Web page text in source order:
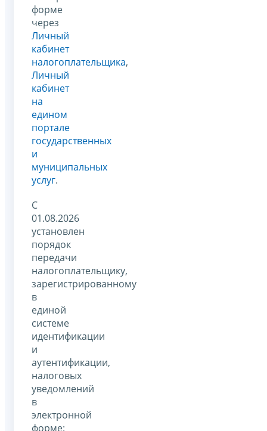
форме
через
Личный
кабинет
налогоплательщика,
Личный
кабинет
на
едином
портале
государственных
и
муниципальных
услуг.
С
01.08.2026
установлен
порядок
передачи
налогоплательщику,
зарегистрированному
в
единой
системе
идентификации
и
аутентификации,
налоговых
уведомлений
в
электронной
форме: